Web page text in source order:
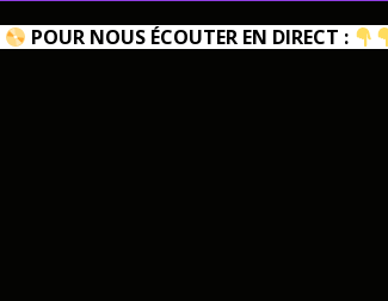
POUR NOUS ÉCOUTER EN DIRECT :